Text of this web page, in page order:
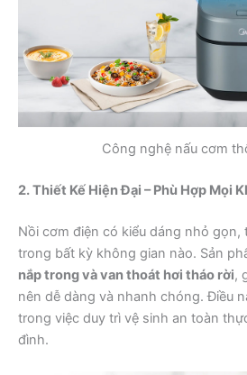
Công nghệ nấu cơm
2. Thiết Kế Hiện Đại – Phù Hợp Mọi
Nồi cơm điện có kiểu dáng nhỏ gọn,
trong bất kỳ không gian nào. Sản
nắp trong và van thoát hơi tháo rời,
nên dễ dàng và nhanh chóng. Điều
trong việc duy trì vệ sinh an toàn
đình.